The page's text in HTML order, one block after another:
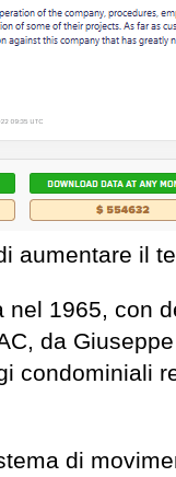
il
nel 1965, con
da
condominiali
di